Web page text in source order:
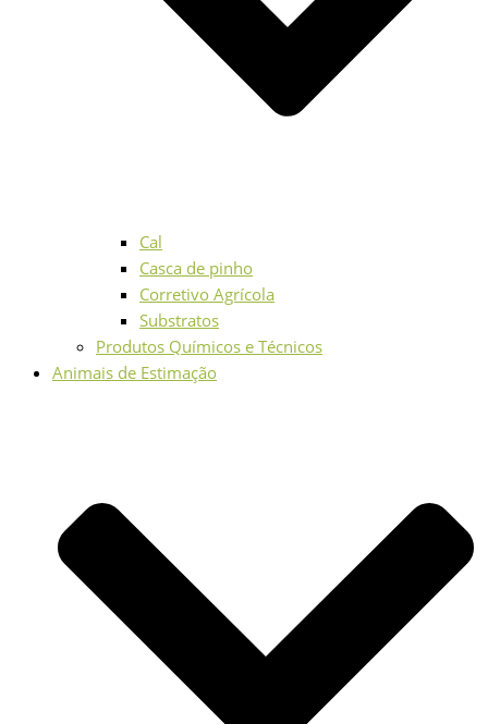
Cal
Casca de pinho
Corretivo Agrícola
Substratos
Produtos Químicos e Técnicos
Animais de Estimação